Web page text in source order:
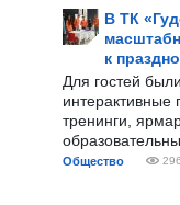
В ТК
к
Для гостей
интерактивные
тренинги,
Общество